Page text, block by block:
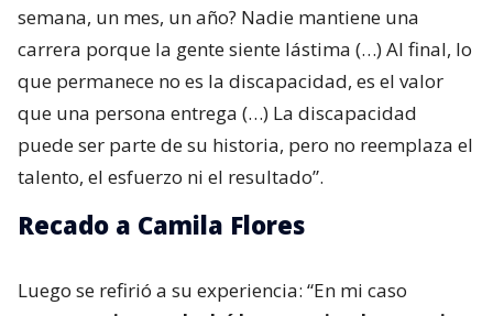
semana, un mes, un año? Nadie mantiene una
carrera porque la gente siente lástima (…) Al final, lo
que permanece no es la discapacidad, es el valor
que una persona entrega (…) La discapacidad
puede ser parte de su historia, pero no reemplaza el
talento, el esfuerzo ni el resultado”.
Recado a Camila Flores
Luego se refirió a su experiencia: “En mi caso